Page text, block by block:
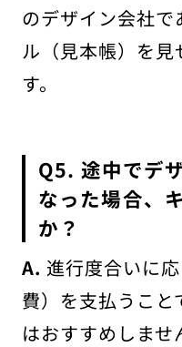
のデザイン会社
ル（見本帳）を見
す。
Q5. 途中でデ
なった場合、
か？
A. 進行度合いに
費）を支払うこと
はおすすめしま